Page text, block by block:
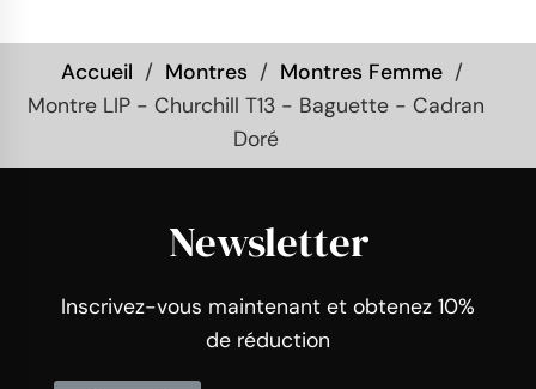
Accueil Montres
Montres Femme
Montre LIP - Churchill T13 - Baguette - Cadran
Doré
Newsletter
Inscrivez-vous maintenant et obtenez 10%
de réduction